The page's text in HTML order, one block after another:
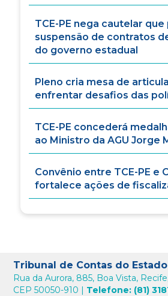
TCE-PE nega cautelar que
suspensão de contratos
do governo estadual
Pleno cria mesa de
enfrentar desafios das
TCE-PE concederá
ao Ministro da AGU Jorge
Convênio entre TCE-PE e
fortalece ações de
Tribunal de Contas do
Rua da Aurora, 885, Boa Vista,
CEP 50050-910 | Telefone: (81)